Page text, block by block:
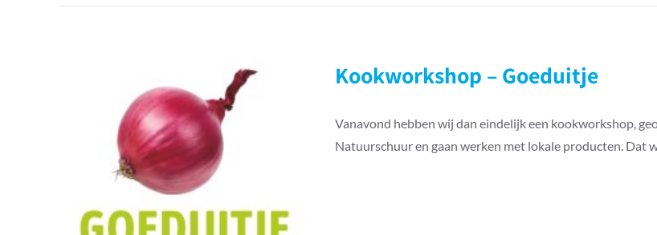
Smals
Kookworkshop –
Goeduitje
Kookworkshop – Goeduitje
Vanavond hebben wij dan eindelijk een kookworkshop,
Natuurschuur en gaan werken met lokale producten. Dat